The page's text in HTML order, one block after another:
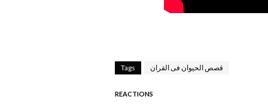
Tags قصص الحيوان فى القران
REACTIONS